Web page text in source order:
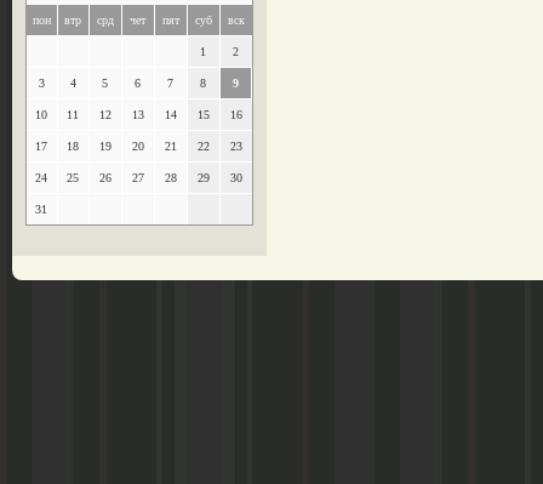
пон втр срд чет пят суб вск
1 2
3 4 5 6 7 8 9
10 11 12 13 14 15 16
17 18 19 20 21 22 23
24 25 26 27 28 29 30
31